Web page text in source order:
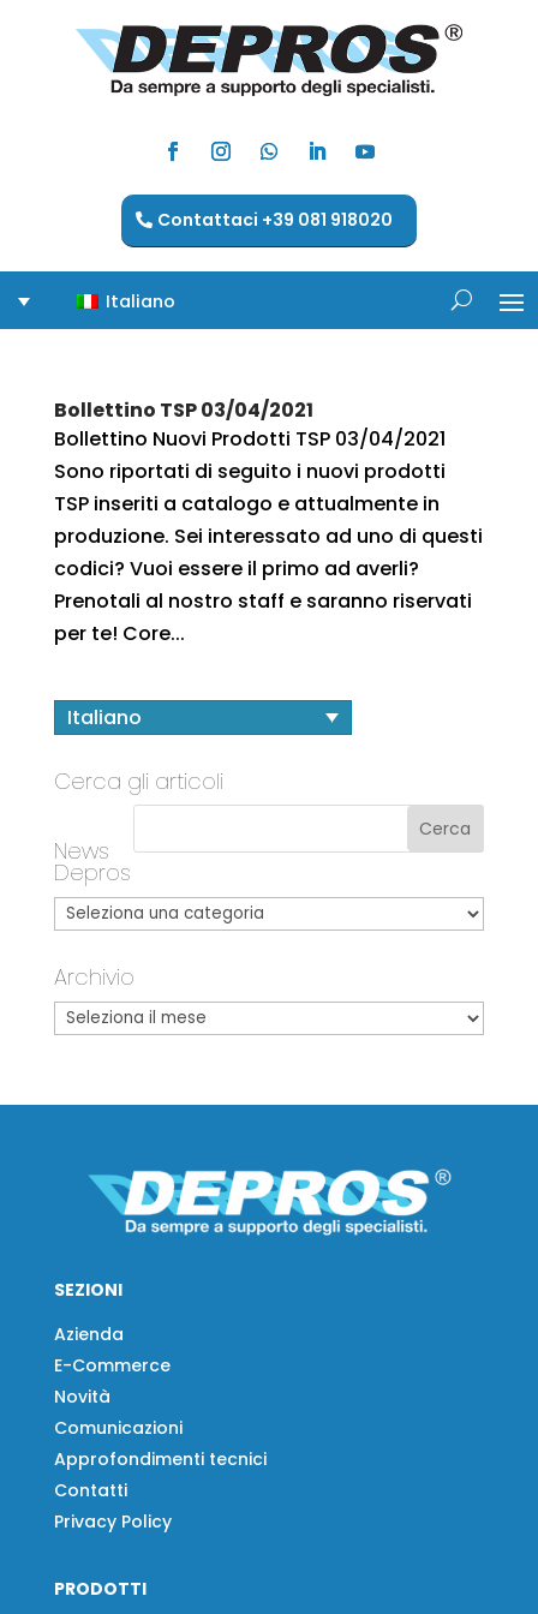
Contattaci +39 081 918020
Italiano
Bollettino TSP 03/04/2021
Bollettino Nuovi Prodotti TSP 03/04/2021
Sono riportati di seguito i nuovi prodotti
TSP inseriti a catalogo e attualmente in
produzione. Sei interessato ad uno di questi
codici? Vuoi essere il primo ad averli?
Prenotali al nostro staff e saranno riservati
per te! Core...
Italiano
Cerca gli articoli
News
Depros
Archivio
SEZIONI
Azienda
E-Commerce
Novità
Comunicazioni
Approfondimenti tecnici
Contatti
Privacy Policy
PRODOTTI